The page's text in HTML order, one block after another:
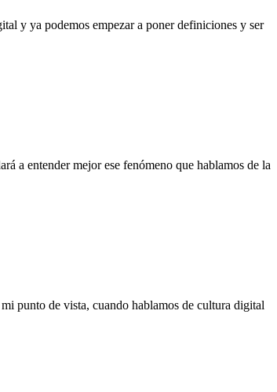
y ya podemos empezar a poner definiciones y ser
a entender mejor ese fenómeno que hablamos de la
punto de vista, cuando hablamos de cultura digital